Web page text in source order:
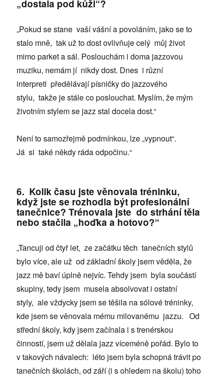
„dostala pod kůži“?
„Pokud se stane vaší vášní a povoláním, jako se to
stalo mně, tak už to dost ovlivňuje celý můj život
mimo parket a sál. Poslouchám i doma jazzovou
muziku, nemám jí nikdy dost. Dnes i různí
interpreti předělávají písničky do jazzového
stylu, takže je stále co poslouchat. Myslím, že mým
životním stylem se jazz stal docela dost.“
Není to samozřejmě podmínkou, lze „vypnout“.
Já si také někdy ráda odpočinu.“
6. Kolik času jste věnovala tréninku,
když jste se rozhodla být profesionální
tanečnice? Trénovala jste do strhání těla
nebo stačila „hoďka a hotovo?“
„Tancuji od čtyř let, ze začátku těch tanečních stylů
bylo více, ale už od základní školy jsem věděla, že
jazz mě baví úplně nejvíc. Tehdy jsem byla součástí
skupiny, tedy jsem musela absolvovat i ostatní
styly, ale vždycky jsem se těšila na sólové tréninky,
kde jsem se věnovala mému milovanému jazzu. Od
střední školy, kdy jsem začínala i s trenérskou
činností, jsem už dělala jazz víceméně pořád. Bylo to
v takových návalech: léto jsem byla schopná trávit po
tanečních školách, od září (i s ohledem na školu) toho